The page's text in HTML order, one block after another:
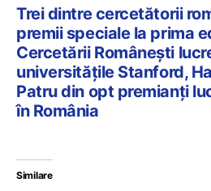
Trei dintre cercetătorii
premii speciale la prima
Cercetării Românești
universitățile Stanford,
Patru din opt premianți
în România
Similare